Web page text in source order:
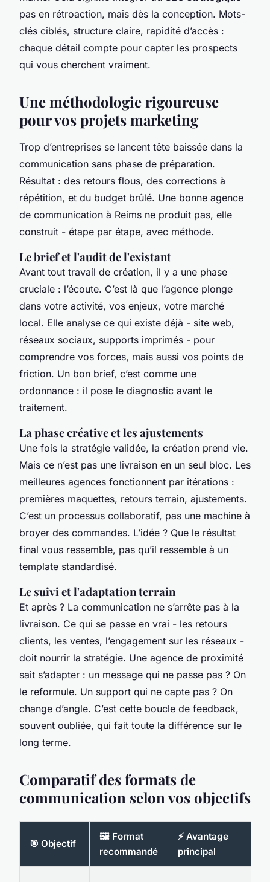
pas en rétroaction, mais dès la conception. Mots-
clés ciblés, structure claire, rapidité d’accès :
chaque détail compte pour capter les prospects
qui vous cherchent vraiment.
Une méthodologie rigoureuse
pour vos projets marketing
Trop d’entreprises se lancent tête baissée dans la
communication sans phase de préparation.
Résultat : des retours flous, des corrections à
répétition, et du budget brûlé. Une bonne agence
de communication à Reims ne produit pas, elle
construit - étape par étape, avec méthode.
Le brief et l'audit de l'existant
Avant tout travail de création, il y a une phase
cruciale : l’écoute. C’est là que l’agence plonge
dans votre activité, vos enjeux, votre marché
local. Elle analyse ce qui existe déjà - site web,
réseaux sociaux, supports imprimés - pour
comprendre vos forces, mais aussi vos points de
friction. Un bon brief, c’est comme une
ordonnance : il pose le diagnostic avant le
traitement.
La phase créative et les ajustements
Une fois la stratégie validée, la création prend vie.
Mais ce n’est pas une livraison en un seul bloc. Les
meilleures agences fonctionnent par itérations :
premières maquettes, retours terrain, ajustements.
C’est un processus collaboratif, pas une machine à
broyer des commandes. L’idée ? Que le résultat
final vous ressemble, pas qu’il ressemble à un
template standardisé.
Le suivi et l'adaptation terrain
Et après ? La communication ne s’arrête pas à la
livraison. Ce qui se passe en vrai - les retours
clients, les ventes, l’engagement sur les réseaux -
doit nourrir la stratégie. Une agence de proximité
sait s’adapter : un message qui ne passe pas ? On
le reformule. Un support qui ne capte pas ? On
change d’angle. C’est cette boucle de feedback,
souvent oubliée, qui fait toute la différence sur le
long terme.
Comparatif des formats de
communication selon vos objectifs
🎯 Objectif
🖼️ Format
recommandé
⚡ Avantage
principal